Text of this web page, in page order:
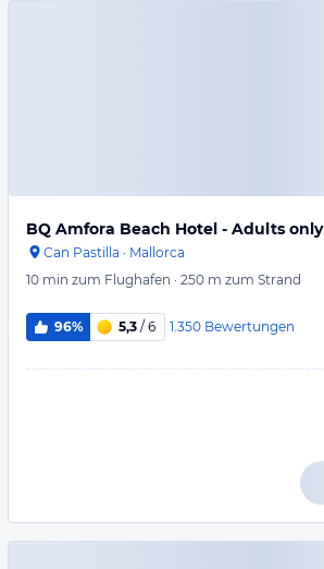
BQ Amfora Beach Hotel - Adults only
Can Pastilla · Mallorca
10 min zum Flughafen · 250 m zum Strand
96% 5,3 / 6 1.350 Bewertungen